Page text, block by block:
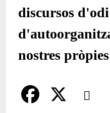
discursos
nostres
Comparteix